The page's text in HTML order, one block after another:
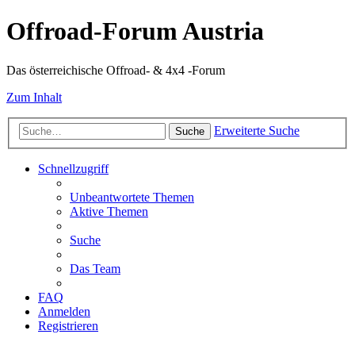
Offroad-Forum Austria
Das österreichische Offroad- & 4x4 -Forum
Zum Inhalt
Suche Erweiterte Suche
Schnellzugriff
Unbeantwortete Themen
Aktive Themen
Suche
Das Team
FAQ
Anmelden
Registrieren